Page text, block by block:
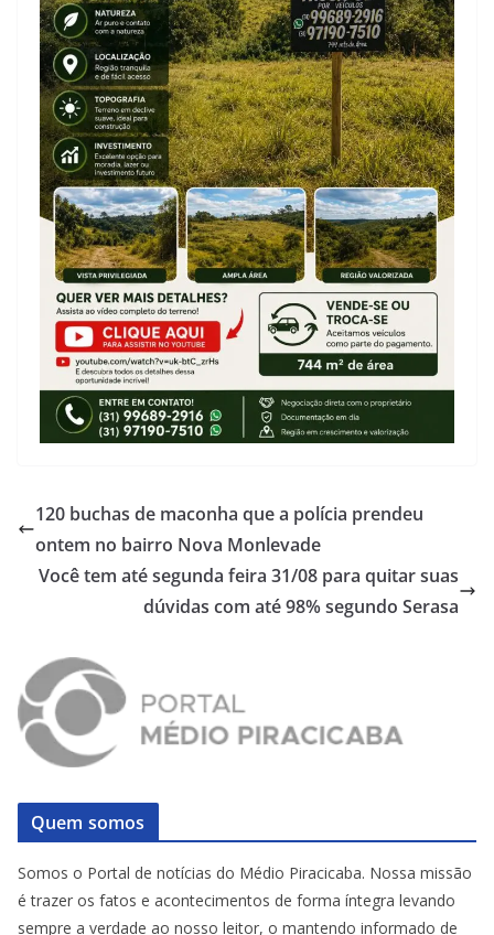
120 buchas de maconha que a polícia prendeu
ontem no bairro Nova Monlevade
Você tem até segunda feira 31/08 para quitar suas
dúvidas com até 98% segundo Serasa
Quem somos
Somos o Portal de notícias do Médio Piracicaba. Nossa missão
é trazer os fatos e acontecimentos de forma íntegra levando
sempre a verdade ao nosso leitor, o mantendo informado de